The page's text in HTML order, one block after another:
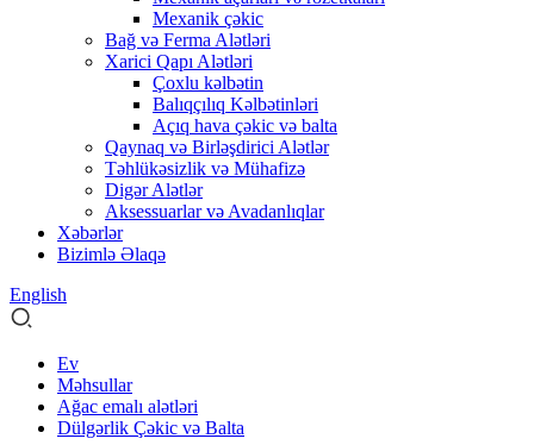
Mexanik çəkic
Bağ və Ferma Alətləri
Xarici Qapı Alətləri
Çoxlu kəlbətin
Balıqçılıq Kəlbətinləri
Açıq hava çəkic və balta
Qaynaq və Birləşdirici Alətlər
Təhlükəsizlik və Mühafizə
Digər Alətlər
Aksessuarlar və Avadanlıqlar
Xəbərlər
Bizimlə Əlaqə
English
Ev
Məhsullar
Ağac emalı alətləri
Dülgərlik Çəkic və Balta